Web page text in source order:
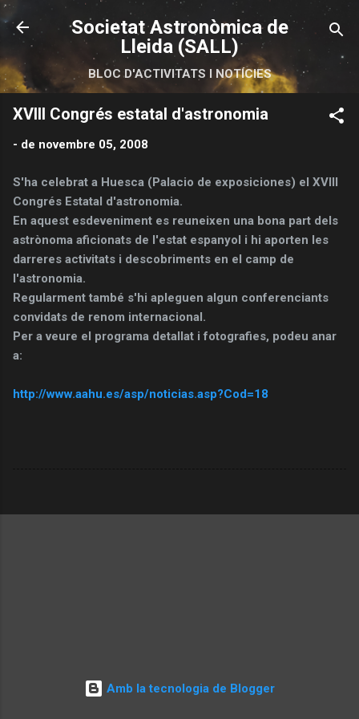
Salta al contingut principal
Societat Astronòmica de
Lleida (SALL)
BLOC D'ACTIVITATS I NOTÍCIES
XVIII Congrés estatal d'astronomia
- de novembre 05, 2008
S'ha celebrat a Huesca (Palacio de exposiciones) el XVIII
Congrés Estatal d'astronomia.
En aquest esdeveniment es reuneixen una bona part dels
astrònoma aficionats de l'estat espanyol i hi aporten les
darreres activitats i descobriments en el camp de
l'astronomia.
Regularment també s'hi apleguen algun conferenciants
convidats de renom internacional.
Per a veure el programa detallat i fotografies, podeu anar
a:
http://www.aahu.es/asp/noticias.asp?Cod=18
Amb la tecnologia de Blogger